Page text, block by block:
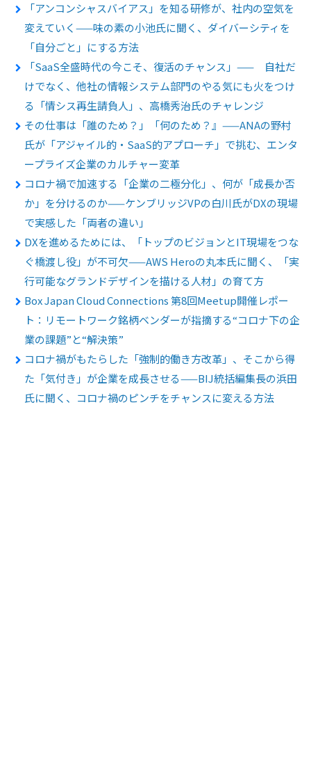
「アンコンシャスバイアス」を知る研修が、社内の空気を
変えていく——味の素の小池氏に聞く、ダイバーシティを
「自分ごと」にする方法
「SaaS全盛時代の今こそ、復活のチャンス」—— 自社だ
けでなく、他社の情報システム部門のやる気にも火をつけ
る「情シス再生請負人」、高橋秀治氏のチャレンジ
その仕事は「誰のため？」「何のため？』——ANAの野村
氏が「アジャイル的・SaaS的アプローチ」で挑む、エンタ
ープライズ企業のカルチャー変革
コロナ禍で加速する「企業の二極分化」、何が「成長か否
か」を分けるのか——ケンブリッジVPの白川氏がDXの現場
で実感した「両者の違い」
DXを進めるためには、「トップのビジョンとIT現場をつな
ぐ橋渡し役」が不可欠——AWS Heroの丸本氏に聞く、「実
行可能なグランドデザインを描ける人材」の育て方
Box Japan Cloud Connections 第8回Meetup開催レポー
ト：リモートワーク銘柄ベンダーが指摘する“コロナ下の企
業の課題”と“解決策”
コロナ禍がもたらした「強制的働き方改革」、そこから得
た「気付き」が企業を成長させる——BIJ統括編集長の浜田
氏に聞く、コロナ禍のピンチをチャンスに変える方法